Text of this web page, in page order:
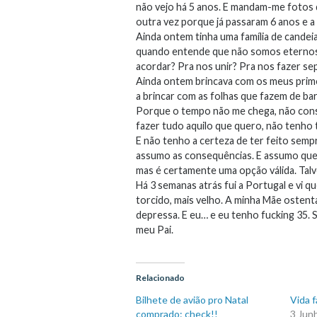
não vejo há 5 anos. E mandam-me
outra vez porque já passaram 6 anos e
Ainda ontem tinha uma família de
quando entende que não somos
acordar? Pra nos unir? Pra nos fazer
Ainda ontem brincava com os meus
a brincar com as folhas que fazem de
Porque o tempo não me chega, não
fazer tudo aquilo que quero, não
E não tenho a certeza de ter feito
assumo as consequências. E assumo
mas é certamente uma opção válida.
Há 3 semanas atrás fui a Portugal e vi
torcido, mais velho. A minha Mãe
depressa. E eu… e eu tenho fucking 35.
meu Pai.
Relacionado
Bilhete de avião pro Natal
comprado: check!!
Vida
3